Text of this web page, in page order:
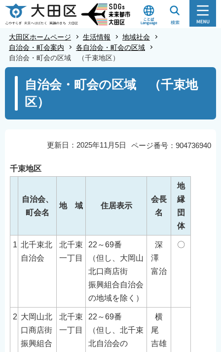
こ
の
の
大田区ホームページ 生活情報
地域社会
自治会・町会案内
各自治会・町会の区域
自治会・町会の区域 （千束地区）
自治会・町会の区域 （千束地
区）
ページ番号：904736940
更新日：2025年11月5日
千束地区
自治会、
町会名
地 域 住居表示
会長
名
地
縁
団
体
1 北千束北
自治会
北千束
一丁目
22～69番
（但し、大岡山
北口商店街
振興組合自治会
の地域を除く）
深
澤
富治
〇
2 大岡山北
口商店街
振興組合
北千束
一丁目
22～69番
（但し、北千束
北自治会の
横
尾
吉雄